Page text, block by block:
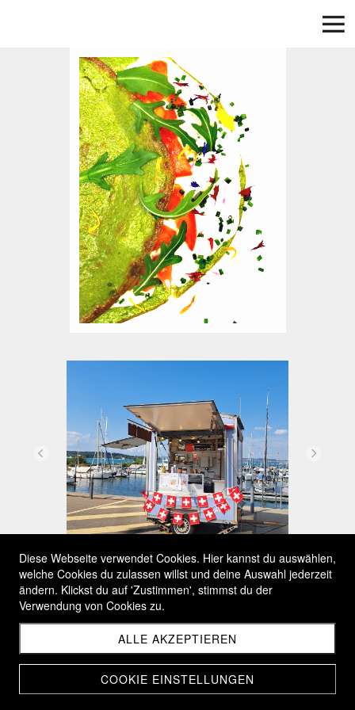
Diese Webseite verwendet Cookies. Hier kannst du auswählen,
welche Cookies du zulassen willst und deine Auswahl jederzeit
ändern. Klickst du auf 'Zustimmen', stimmst du der
Verwendung von Cookies zu.
ALLE AKZEPTIEREN
COOKIE EINSTELLUNGEN